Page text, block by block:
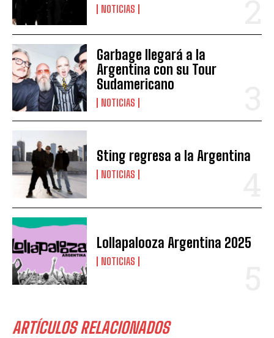
NOTICIAS
Garbage llegará a la
Argentina con su Tour
Sudamericano
NOTICIAS
Sting regresa a la Argentina
NOTICIAS
Lollapalooza Argentina 2025
NOTICIAS
ARTÍCULOS RELACIONADOS